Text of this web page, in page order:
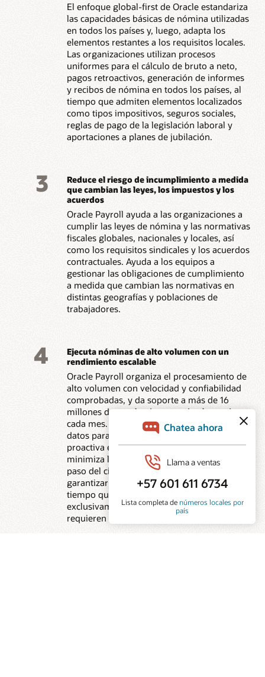
El enfoque global-first de Oracle estandariza
las capacidades básicas de nómina utilizadas
en todos los países y, luego, adapta los
elementos restantes a los requisitos locales.
Las organizaciones utilizan procesos
uniformes para el cálculo de bruto a neto,
pagos retroactivos, generación de informes
y recibos de nómina en todos los países, al
tiempo que admiten elementos localizados
como tipos impositivos, seguros sociales,
reglas de pago de la legislación laboral y
aportaciones a planes de jubilación.
3
Reduce el riesgo de incumplimiento a medida
que cambian las leyes, los impuestos y los
acuerdos
Oracle Payroll ayuda a las organizaciones a
cumplir las leyes de nómina y las normativas
fiscales globales, nacionales y locales, así
como los requisitos sindicales y los acuerdos
contractuales. Ayuda a los equipos a
gestionar las obligaciones de cumplimiento
a medida que cambian las normativas en
distintas geografías y poblaciones de
trabajadores.
4
Ejecuta nóminas de alto volumen con un
rendimiento escalable
Oracle Payroll organiza el procesamiento de
alto volumen con velocidad y confiabilidad
comprobadas, y da soporte a más de 16
millones de empleados en todo el mundo
cada mes. Al auditar continuamente los
datos para resolver errores de forma
proactiva en tiempo real, el sistema
minimiza la necesidad de supervisar cada
paso del ciclo de nómina, lo que ayuda a
garantizar pagos precisos y puntuales, al
tiempo que permite a los equipos centrarse
exclusivamente en las excepciones que
requieren criterio humano.